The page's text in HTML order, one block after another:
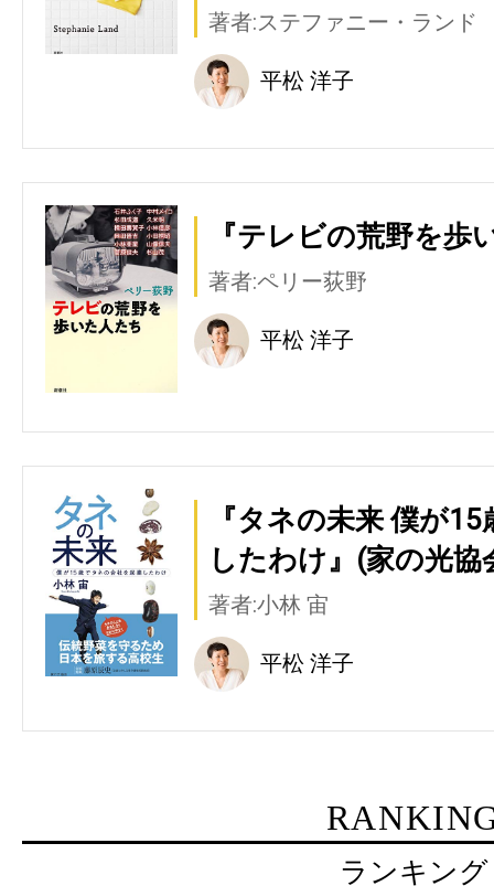
著者:ステファニー・ランド
平松 洋子
『テレビの荒野を歩
著者:ペリー荻野
平松 洋子
『タネの未来 僕が
したわけ』(家の光協
著者:小林 宙
平松 洋子
ランキング